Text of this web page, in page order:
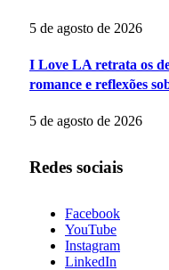
5 de agosto de 2026
I Love LA retrata os
romance e reflexões
5 de agosto de 2026
Redes sociais
Facebook
YouTube
Instagram
LinkedIn